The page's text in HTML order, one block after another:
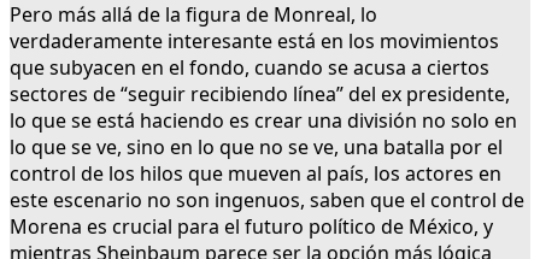
Pero más allá de la figura de Monreal, lo
verdaderamente interesante está en los movimientos
que subyacen en el fondo, cuando se acusa a ciertos
sectores de “seguir recibiendo línea” del ex presidente,
lo que se está haciendo es crear una división no solo en
lo que se ve, sino en lo que no se ve, una batalla por el
control de los hilos que mueven al país, los actores en
este escenario no son ingenuos, saben que el control de
Morena es crucial para el futuro político de México, y
mientras Sheinbaum parece ser la opción más lógica